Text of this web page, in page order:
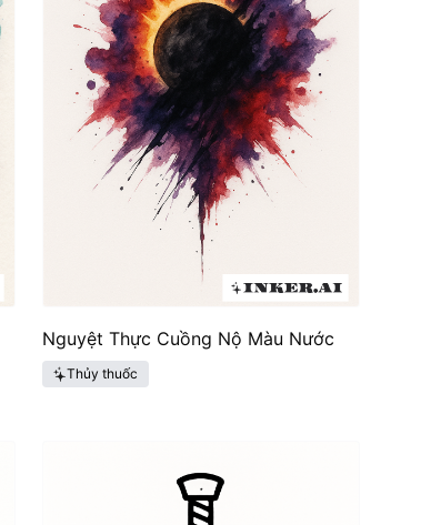
Nguyệt Thực Cuồng Nộ Màu Nước
Thủy thuốc